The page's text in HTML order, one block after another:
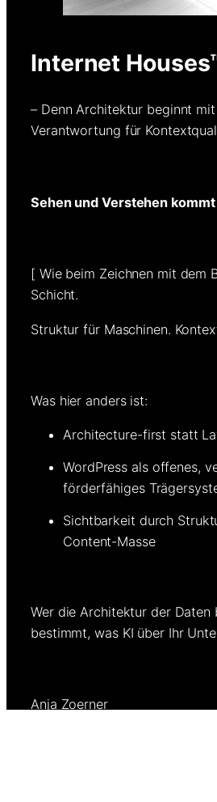
Internet
– Denn Architektur beginnt mit
Verantwortung für
Sehen und Verstehen
[ Wie beim Zeichnen mit dem
Schicht.
Struktur für Maschinen.
Was hier anders ist:
Architecture-first statt
WordPress als offenes,
förderfähiges
Sichtbarkeit durch
Content-Masse
Wer die Architektur der Daten
bestimmt, was KI über Ihr
Anja Zoerner